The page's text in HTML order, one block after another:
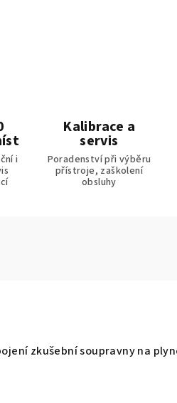
i
Kalibrace a
servis
Poradenství při výběru
přístroje, zaškolení
obsluhy
zkušební soupravny na